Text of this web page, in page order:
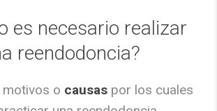
es necesario realizar
reendodoncia?
motivos o causas por los cuales